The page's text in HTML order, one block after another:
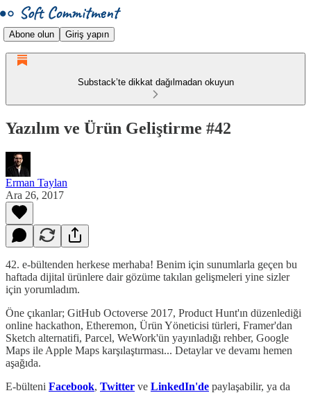
Abone olun Giriş yapın
Substack’te dikkat dağılmadan okuyun
Yazılım ve Ürün Geliştirme #42
Erman Taylan
Ara 26, 2017
42. e-bültenden herkese merhaba! Benim için sunumlarla geçen bu
haftada dijital ürünlere dair gözüme takılan gelişmeleri yine sizler
için yorumladım.
Öne çıkanlar; GitHub Octoverse 2017, Product Hunt'ın düzenlediği
online hackathon, Etheremon, Ürün Yöneticisi türleri, Framer'dan
Sketch alternatifi, Parcel, WeWork'ün yayınladığı rehber, Google
Maps ile Apple Maps karşılaştırması... Detaylar ve devamı hemen
aşağıda.
E-bülteni Facebook, Twitter ve LinkedIn'de paylaşabilir, ya da